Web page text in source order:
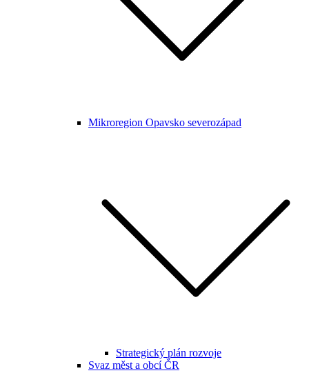
Mikroregion Opavsko severozápad
Strategický plán rozvoje
Svaz měst a obcí ČR